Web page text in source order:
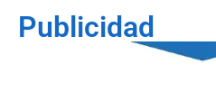
Publicidad